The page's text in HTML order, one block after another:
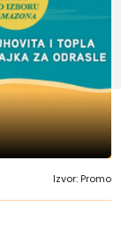
Izvor: Promo